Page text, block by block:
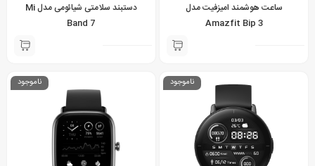
ساعت هوشمند امیزفیت مدل
Amazfit Bip 3
دستبند سلامتی شیائومی مدل Mi
Band 7
ناموجود ناموجود